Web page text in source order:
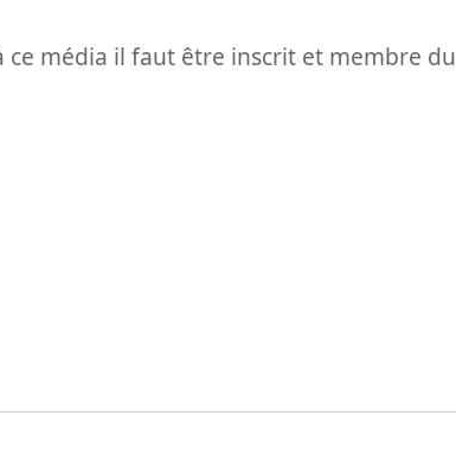
média il faut être inscrit et membre du